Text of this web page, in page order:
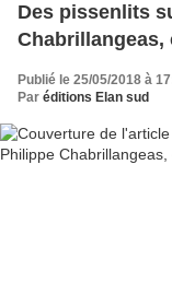
Des pissenlits
Chabrillangeas,
Publié le 25/05/2018 à
Par éditions Elan sud